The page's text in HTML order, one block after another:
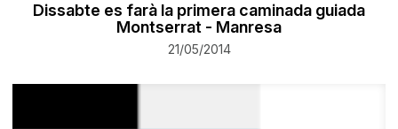
Dissabte es farà la primera caminada guiada
Montserrat - Manresa
21/05/2014